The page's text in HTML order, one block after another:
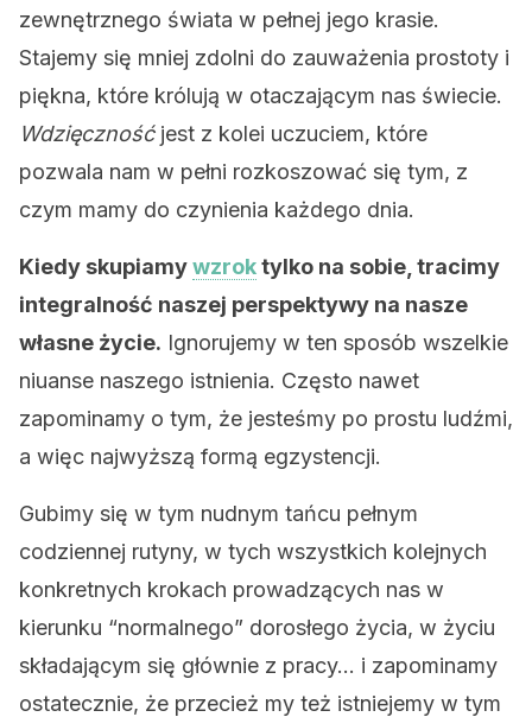
zewnętrznego świata w pełnej jego krasie.
Stajemy się mniej zdolni do zauważenia prostoty i
piękna, które królują w otaczającym nas świecie.
Wdzięcznośćjest z kolei uczuciem, które
pozwala nam w pełni rozkoszować się tym, z
czym mamy do czynienia każdego dnia.
Kiedy skupiamywzroktylko na sobie, tracimy
integralność naszej perspektywy na nasze
własne życie. Ignorujemy w ten sposób wszelkie
niuanse naszego istnienia. Często nawet
zapominamy o tym, że jesteśmy po prostu ludźmi,
a więc najwyższą formą egzystencji.
Gubimy się w tym nudnym tańcu pełnym
codziennej rutyny, w tych wszystkich kolejnych
konkretnych krokach prowadzących nas w
kierunku “normalnego” dorosłego życia, w życiu
składającym się głównie z pracy… i zapominamy
ostatecznie, że przecież my też istniejemy w tym